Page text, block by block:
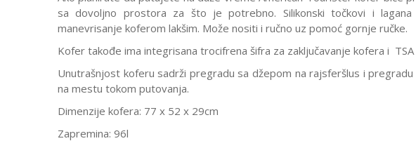
sa dovoljno prostora za što je potrebno. Silikonski točkovi i lagana
manevrisanje koferom lakšim. Može nositi i ručno uz pomoć gornje ručke.
Kofer takođe ima integrisana trocifrena šifra za zaključavanje kofera i
Unutrašnjost koferu sadrži pregradu sa džepom na rajsferšlus i
na mestu tokom putovanja.
Dimenzije kofera: 77 x 52 x 29cm
Zapremina: 96l